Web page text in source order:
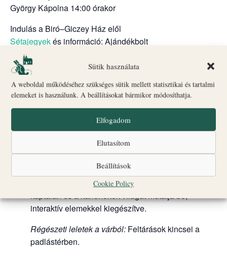
Sütik használata
A weboldal működéséhez szükséges sütik mellett statisztikai és tartalmi
elemeket is használunk. A beállításokat bármikor módosíthatja.
Elfogadom
Elutasítom
Beállítások
Cookie Policy
György Kápolna 14:00 órakor
Indulás a Biró–Giczey Ház elől
Sétajegyekés információ: Ajándékbolt
Csoportlétszám: max. 25 fő
A kiállítások továbbra is díjmentesen látogathatók.
Kiállítások:
Bogáncs és liliom – Magdolnák virágai :
Magdolna alakja a művészetben és hitben.
Barokk kori tárgyak, történetek és
képek a Főszékesegyház múltjából.
„Nem káptalan a fejem”kiállítás: A veszprémi
káptalan és a kanonokok világát mutatja be,
interaktív elemekkel kiegészítve.
Régészeti leletek a várból: Feltárások kincsei a
padlástérben.